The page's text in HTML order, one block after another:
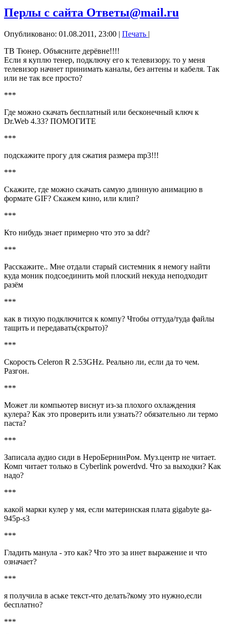
Перлы с сайта Ответы@mail.ru
Опубликовано: 01.08.2011, 23:00 | Печать |
ТВ Тюнер. Объясните дерёвне!!!!
Если я куплю тенер, подключу его к телевизору. то у меня
телевизор начнет принимать каналы, без антены и кабеля. Так
или не так все просто?
***
Где можно скачать бесплатный или бесконечный ключ к
Dr.Web 4.33? ПОМОГИТЕ
***
подскажите прогу для сжатия размера mp3!!!
***
Cкажите, где можно скачать самую длинную анимацию в
формате GIF? Скажем кино, или клип?
***
Кто нибудь знает примерно что это за ddr?
***
Расскажите.. Мне отдали старый системник я немогу найти
куда моник подсоединить мой плоский некуда неподходит
разём
***
как в тихую подключится к компу? Чтобы оттуда/туда файлы
тащить и передавать(скрыто)?
***
Скорость Celeron R 2.53GHz. Реально ли, если да то чем.
Разгон.
***
Может ли компьютер виснут из-за плохого охлаждения
кулера? Как это проверить или узнать?? обязательно ли термо
паста?
***
Записала аудио сиди в НероБернинРом. Муз.центр не читает.
Комп читает только в Cyberlink powerdvd. Что за выходки? Как
надо?
***
какой марки кулер у мя, если материнская плата gigabyte ga-
945p-s3
***
Гладить манула - это как? Что это за инет выражение и что
означает?
***
я получила в аське текст-что делать?кому это нужно,если
бесплатно?
***